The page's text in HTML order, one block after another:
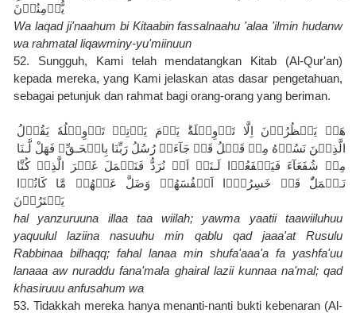
يُّؤۡمِنُوۡنَ‏
Wa laqad ji'naahum bi Kitaabin fassalnaahu 'alaa 'ilmin hudanw
wa rahmatal liqawminy-yu'miinuun
52. Sungguh, Kami telah mendatangkan Kitab (Al-Qur'an)
kepada mereka, yang Kami jelaskan atas dasar pengetahuan,
sebagai petunjuk dan rahmat bagi orang-orang yang beriman.
يَفۡتَرُوۡنَ
hal yanzuruuna illaa taa wiilah; yawma yaatii taawiiluhuu
yaquulul laziina nasuuhu min qablu qad jaaa'at Rusulu
Rabbinaa bilhaqq; fahal lanaa min shufa'aaa'a fa yashfa'uu
lanaaa aw nuraddu fana'mala ghairal lazii kunnaa na'mal; qad
khasiruuu anfusahum wa
53. Tidakkah mereka hanya menanti-nanti bukti kebenaran (Al-